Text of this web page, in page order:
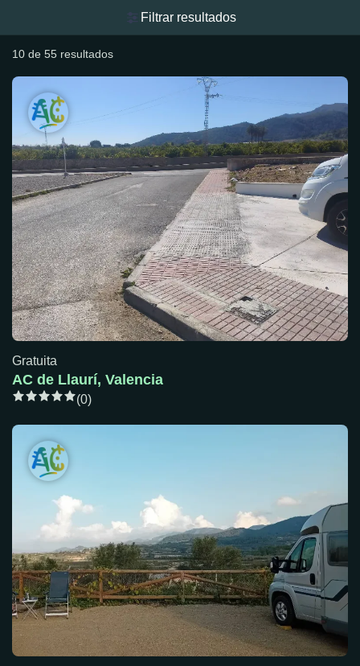
Filtrar resultados
10 de 55 resultados
Gratuita
AC de Llaurí, Valencia
(0)